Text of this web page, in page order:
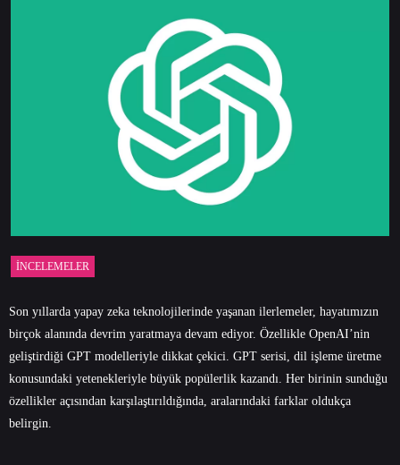
İNCELEMELER
Son yıllarda yapay zeka teknolojilerinde yaşanan ilerlemeler, hayatımızın
birçok alanında devrim yaratmaya devam ediyor. Özellikle OpenAI’nin
geliştirdiği GPT modelleriyle dikkat çekici. GPT serisi, dil işleme üretme
konusundaki yetenekleriyle büyük popülerlik kazandı. Her birinin sunduğu
özellikler açısından karşılaştırıldığında, aralarındaki farklar oldukça
belirgin.